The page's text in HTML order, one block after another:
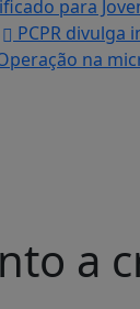
para
PCPR divulga
na
a